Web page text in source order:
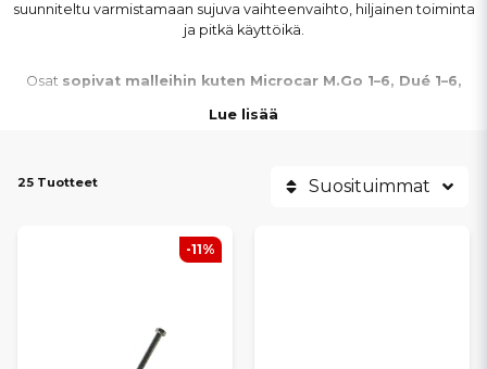
suunniteltu varmistamaan sujuva vaihteenvaihto, hiljainen toiminta
ja pitkä käyttöikä.
Osat sopivat malleihin kuten Microcar M.Go 1–6, Dué 1–6,
pienempiä huoltotöitä että laajempia vaihteistoremontteja.
lukitusrenkaat, vaihdevivut, tiivisteetsekätäydelliset
vähäisen melun ja luotettavan ajotuntuman
. Tarjoamme
, jotta Microcarisi saadaan nopeasti takaisin käyttöön.
Lue lisää
25 Tuotteet Suosituimmat
-11%